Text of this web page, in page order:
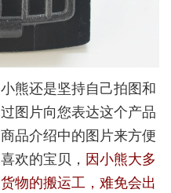
熊还是坚持自己拍图和
图片向您表达这个产品
品介绍中的图片来方便
欢的宝贝， 因小熊大多
物的搬运工，难免会出